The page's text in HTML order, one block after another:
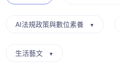
AI法規政策與數位素養 ▼
生活藝文 ▼